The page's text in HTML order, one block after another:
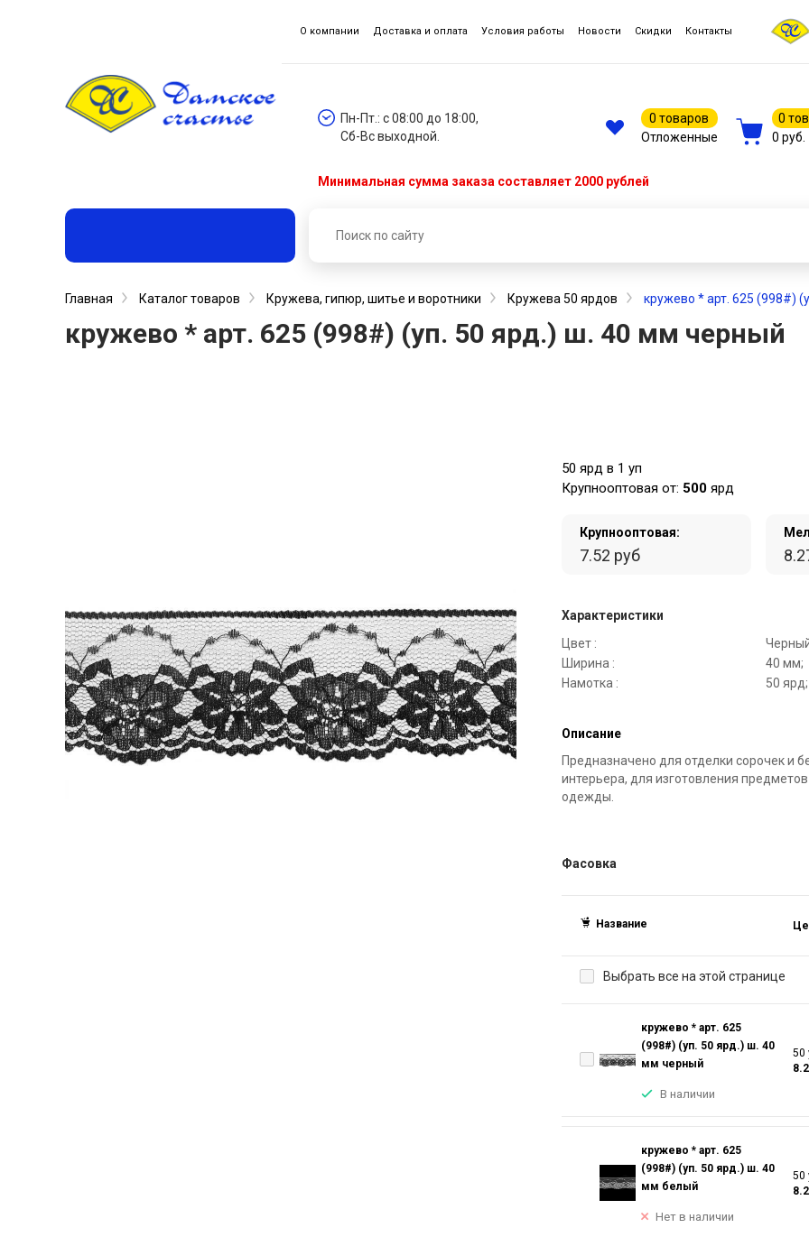
О компании Доставка и оплата Условия работы Новости Скидки Контакты
Пн-Пт.: с 08:00 до 18:00,
Сб-Вс выходной.
0 товаров
Отложенные
0
0 руб.
Минимальная сумма заказа составляет 2000 рублей
Главная Каталог товаров Кружева, гипюр, шитье и воротники Кружева 50 ярдов кружево * арт. 625 (998#)
кружево * арт. 625 (998#) (уп. 50 ярд.) ш. 40 мм черный
50 ярд в 1 уп
Крупнооптовая от: 500 ярд
Крупнооптовая:
7.52 руб
Характеристики
Цвет :
Ширина :
40 мм;
Намотка :
50 ярд;
Описание
Предназначено для отделки сорочек и
интерьера, для изготовления
одежды.
Фасовка
Название
Выбрать все на этой странице
кружево * арт. 625
(998#) (уп. 50 ярд.) ш. 40
мм черный
В наличии
50
кружево * арт. 625
(998#) (уп. 50 ярд.) ш. 40
мм белый
Нет в наличии
50